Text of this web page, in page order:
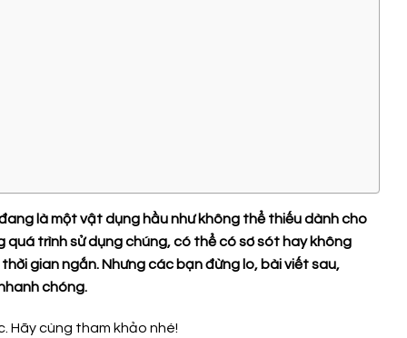
là một vật dụng hầu như không thể thiếu dành cho
quá trình sử dụng chúng, có thể có sơ sót hay không
gian ngắn. Nhưng các bạn đừng lo, bài viết sau,
chóng.
Hãy cùng tham khảo nhé!